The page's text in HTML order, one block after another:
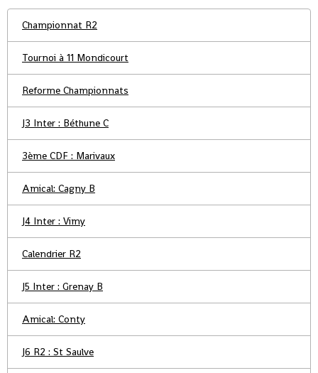
Championnat R2
Tournoi à 11 Mondicourt
Reforme Championnats
J3 Inter : Béthune C
3ème CDF : Marivaux
Amical: Cagny B
J4 Inter : Vimy
Calendrier R2
J5 Inter : Grenay B
Amical: Conty
J6 R2 : St Saulve